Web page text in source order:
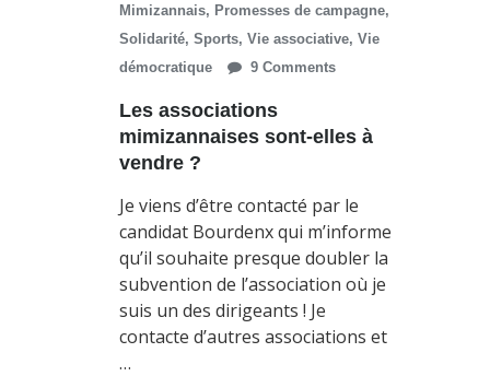
Mimizannais, Promesses de campagne,
Solidarité, Sports, Vie associative, Vie
démocratique
9 Comments
Les associations
mimizannaises sont-elles à
vendre ?
Je viens d’être contacté par le
candidat Bourdenx qui m’informe
qu’il souhaite presque doubler la
subvention de l’association où je
suis un des dirigeants ! Je
contacte d’autres associations et
…